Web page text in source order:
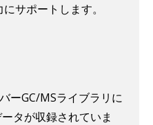
サポートします。
ーGC/MSライブラリに
タが収録されていま